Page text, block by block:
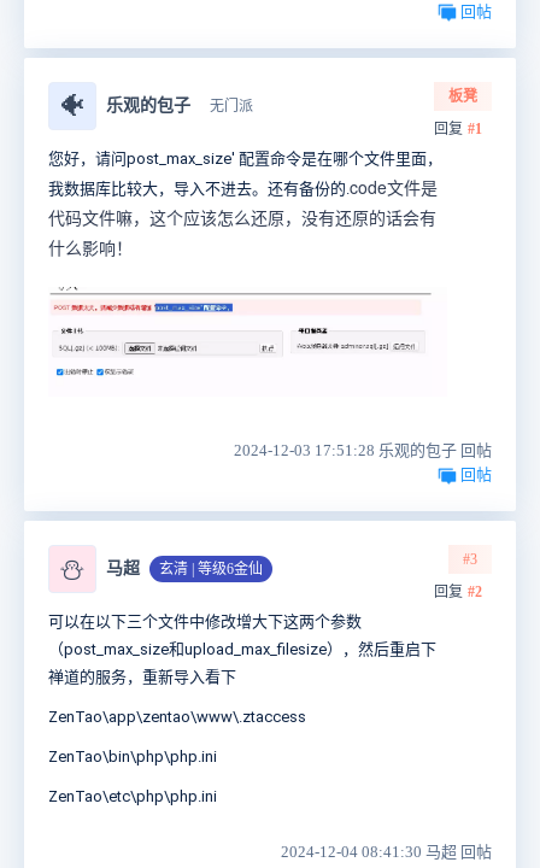
回帖
🐠 乐观的包子 无门派
板凳
回复 #1
您好，请问post_max_size' 配置命令是在哪个文件里面，
我数据库比较大，导入不进去。还有备份的. code文件是
代码文件嘛，这个应该怎么还原，没有还原的话会有
什么影响！
2024-12-03 17:51:28 乐观的包子 回帖
回帖
⛄ 马超 玄清 | 等级6金仙
#3
回复 #2
可以在以下三个文件中修改增大下这两个参数
（post_max_size和upload_max_filesize），然后重启下
禅道的服务，重新导入看下
ZenTao\app\zentao\www\.ztaccess
ZenTao\bin\php\php.ini
ZenTao\etc\php\php.ini
2024-12-04 08:41:30 马超 回帖